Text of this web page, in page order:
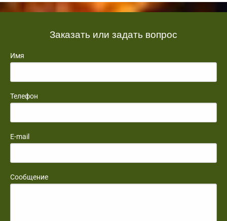
Заказать или задать вопрос
Имя
Телефон
E-mail
Сообщение